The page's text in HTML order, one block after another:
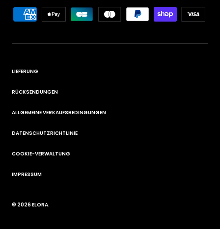
LIEFERUNG
RÜCKSENDUNGEN
ALLGEMEINE VERKAUFSBEDINGUNGEN
DATENSCHUTZRICHTLINIE
COOKIE-VERWALTUNG
IMPRESSUM
© 2026ELORA.